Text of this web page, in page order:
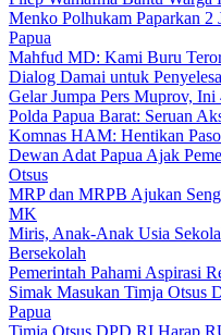
Menko Polhukam Paparkan 2
Papua
Mahfud MD: Kami Buru
Dialog Damai untuk
Gelar Jumpa Pers Muprov,
Polda Papua Barat: Seruan
Komnas HAM: Hentikan
Dewan Adat Papua Ajak
Otsus
MRP dan MRPB Ajukan
MK
Miris, Anak-Anak Usia
Bersekolah
Pemerintah Pahami Aspirasi
Simak Masukan Timja Otsus
Papua
Timja Otsus DPD RI Harap